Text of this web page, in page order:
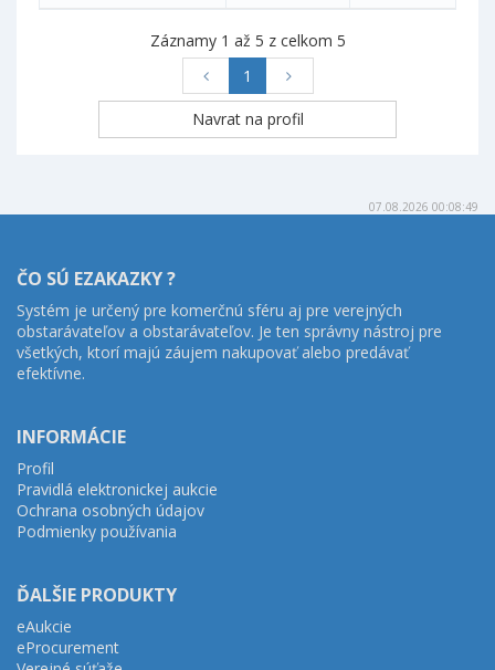
Záznamy 1 až 5 z celkom 5
1
07.08.2026 00:08:49
ČO SÚ EZAKAZKY ?
Systém je určený pre komerčnú sféru aj pre verejných
obstarávateľov a obstarávateľov. Je ten správny nástroj pre
všetkých, ktorí majú záujem nakupovať alebo predávať
efektívne.
INFORMÁCIE
Profil
Pravidlá elektronickej aukcie
Ochrana osobných údajov
Podmienky používania
ĎALŠIE PRODUKTY
eAukcie
eProcurement